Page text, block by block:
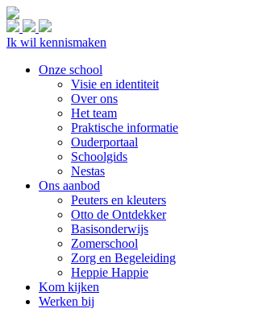
Ik wil kennismaken
Onze school
Visie en identiteit
Over ons
Het team
Praktische informatie
Ouderportaal
Schoolgids
Nestas
Ons aanbod
Peuters en kleuters
Otto de Ontdekker
Basisonderwijs
Zomerschool
Zorg en Begeleiding
Heppie Happie
Kom kijken
Werken bij